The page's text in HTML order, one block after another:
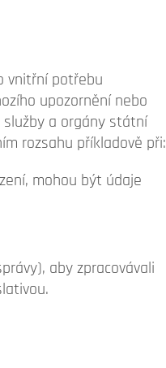
vnitřní potřebu
upozornění nebo
a orgány státní
rozsahu příkladově při:
mohou být údaje
aby zpracovávali